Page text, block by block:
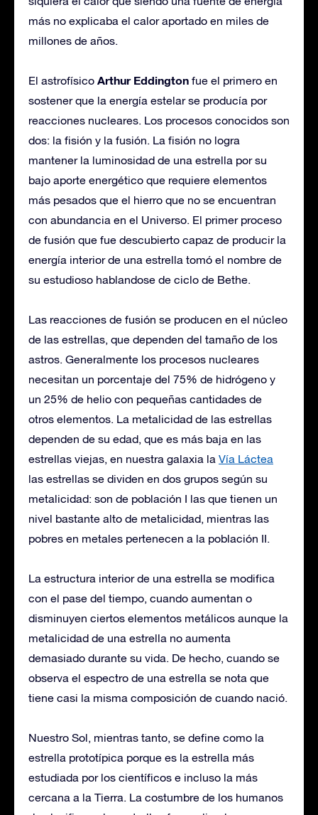
más no explicaba el calor aportado en miles de
millones de años.
El astrofísico Arthur Eddington fue el primero en
sostener que la energía estelar se producía por
reacciones nucleares. Los procesos conocidos son
dos: la fisión y la fusión. La fisión no logra
mantener la luminosidad de una estrella por su
bajo aporte energético que requiere elementos
más pesados que el hierro que no se encuentran
con abundancia en el Universo. El primer proceso
de fusión que fue descubierto capaz de producir la
energía interior de una estrella tomó el nombre de
su estudioso hablandose de ciclo de Bethe.
Las reacciones de fusión se producen en el núcleo
de las estrellas, que dependen del tamaño de los
astros. Generalmente los procesos nucleares
necesitan un porcentaje del 75% de hidrógeno y
un 25% de helio con pequeñas cantidades de
otros elementos. La metalicidad de las estrellas
dependen de su edad, que es más baja en las
estrellas viejas, en nuestra galaxia la Vía Láctea
las estrellas se dividen en dos grupos según su
metalicidad: son de población I las que tienen un
nivel bastante alto de metalicidad, mientras las
pobres en metales pertenecen a la población II.
La estructura interior de una estrella se modifica
con el pase del tiempo, cuando aumentan o
disminuyen ciertos elementos metálicos aunque la
metalicidad de una estrella no aumenta
demasiado durante su vida. De hecho, cuando se
observa el espectro de una estrella se nota que
tiene casi la misma composición de cuando nació.
Nuestro Sol, mientras tanto, se define como la
estrella prototípica porque es la estrella más
estudiada por los científicos e incluso la más
cercana a la Tierra. La costumbre de los humanos